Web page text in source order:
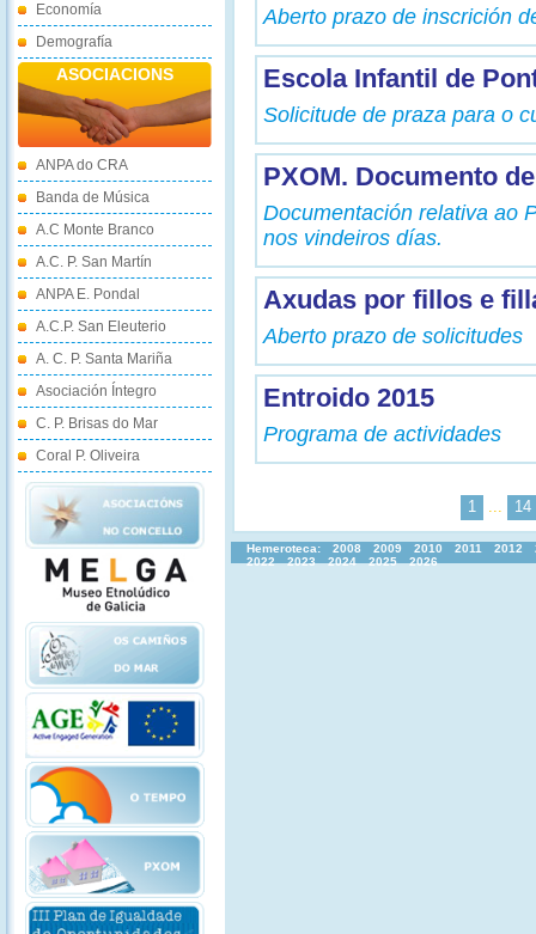
Economía
Demografía
ASOCIACIONS
ANPA do CRA
Banda de Música
A.C Monte Branco
A.C. P. San Martín
ANPA E. Pondal
A.C.P. San Eleuterio
A. C. P. Santa Mariña
Asociación Íntegro
C. P. Brisas do Mar
Coral P. Oliveira
Aberto prazo de inscrición
Escola Infantil de
Solicitude de praza para o
PXOM. Documento
Documentación relativa ao
nos vindeiros días.
Axudas por fillos e
Aberto prazo de solicitudes
Entroido 2015
Programa de actividades
1 ... 14
Hemeroteca: 2008 2009 2010 2011 2012
2022
2023 2024 2025 2026